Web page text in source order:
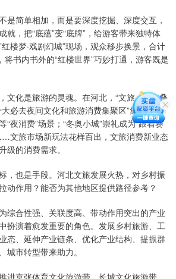
简单相加，而是要深度挖掘、深度交互，
就，把“底蕴”变“底牌”，给游客带来独特体
楼梦·戏剧幻城”现场，观众移步换景，合计
书内书外的“红楼世界”巧妙打通，游客既是
化是旅游的灵魂。在河北，“文旅+”正在叠
必去夜间文化和旅游消费集聚区”集纳夜
“夜消费”场景；“冬奥小城”崇礼成为“跟着赛
文旅市场新玩法花样百出，文旅消费新业态
级的消费需求。
也是手段。河北文旅发展火热，对乡村振
动作用？能否为其他地区提供路径参考？
合性强、关联度高、带动作用突出的产业
扮演着愈发重要的角色。发展乡村旅游、工
态、延伸产业链条、优化产业结构、提振群
城市转型带来助力。